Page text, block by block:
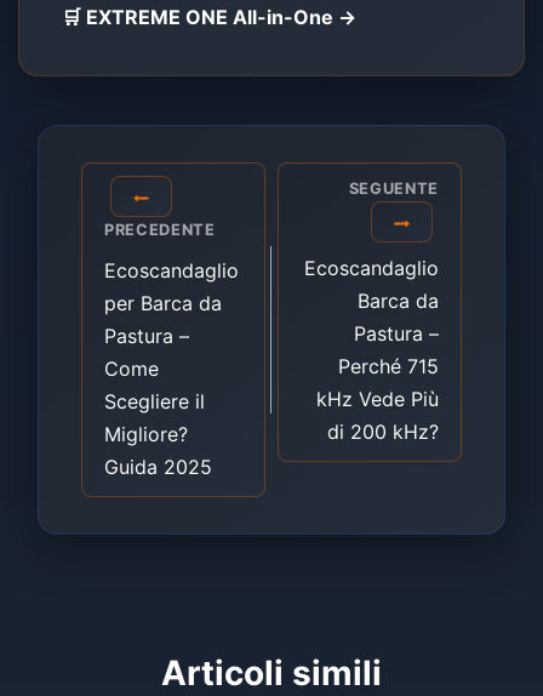
🛒 EXTREME ONE All-in-One →
Navigazione
articoli
PRECEDENTE
Ecoscandaglio
per Barca da
Pastura –
Come
Scegliere il
Migliore?
Guida 2025
SEGUENTE
Ecoscandaglio
Barca da
Pastura –
Perché 715
kHz Vede Più
di 200 kHz?
Articoli simili